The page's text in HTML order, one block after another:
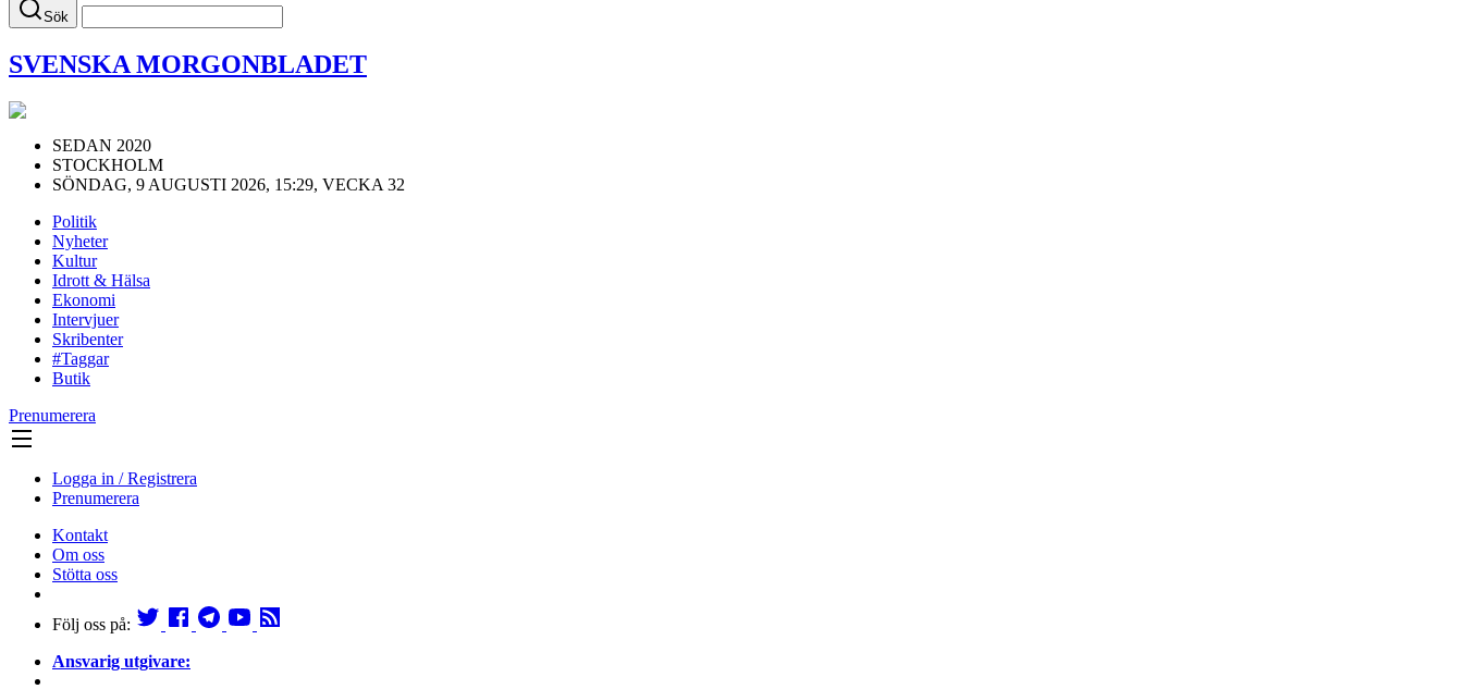
Sök
SVENSKA MORGONBLADET
SEDAN 2020
STOCKHOLM
SÖNDAG, 9 AUGUSTI 2026, 15:29, VECKA 32
Politik
Nyheter
Kultur
Idrott & Hälsa
Ekonomi
Intervjuer
Skribenter
#Taggar
Butik
Prenumerera
Logga in / Registrera
Prenumerera
Kontakt
Om oss
Stötta oss
Följ oss på:
Ansvarig utgivare: